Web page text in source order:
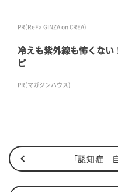
PR(ReFa GINZA on CREA)
冷えも紫外線も怖くな
ピ
PR(マガジンハウス)
「認知症